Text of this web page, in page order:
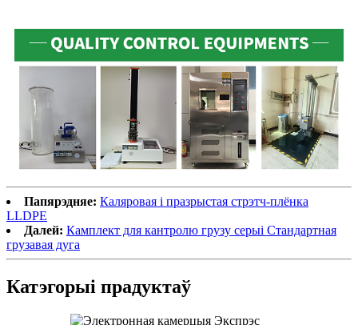
Папярэдняе: Каляровая і празрыстая стрэтч-плёнка
LLDPE
Далей: Камплект для кантролю грузу серыі Стандартная
грузавая дуга
Катэгорыі прадуктаў